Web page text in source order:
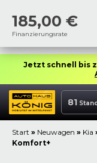
185,00 €
Finanzierungsrate
Jetzt schnell bis
81
Start » Neuwagen » Kia
Komfort+